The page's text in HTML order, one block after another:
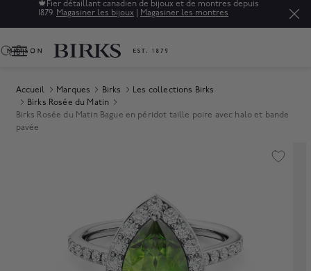
🍁 Fier détaillant canadien de bijoux et de montres depuis
1879. Magasiner les bijoux Magasiner les montres
0
Accueil Marques Birks
Les collections Birks
Birks Rosée du Matin
Birks Rosée du Matin Bague en péridot taille poire avec halo et bande
pavée